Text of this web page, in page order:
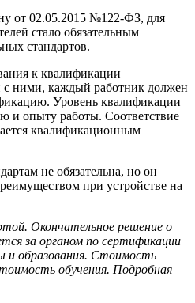
от 02.05.2015 №122-ФЗ, для
стало обязательным
стандартов.
к квалификации
с ними, каждый работник должен
Уровень квалификации
и опыту работы. Соответствие
квалификационным
не обязательна, но он
при устройстве на
Окончательное решение о
за органом по сертификации
и образования. Стоимость
обучения. Подробная